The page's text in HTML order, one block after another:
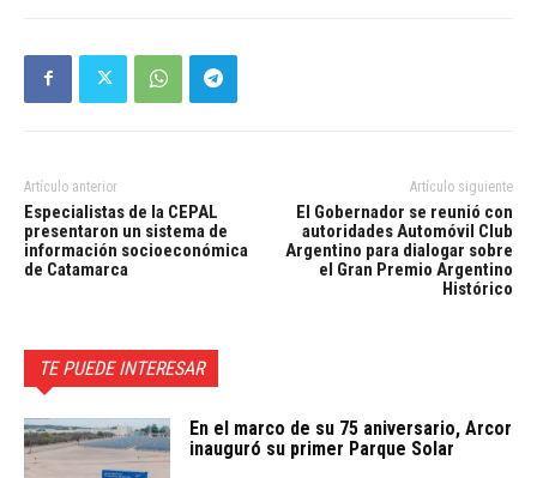
Artículo anterior
Especialistas de la CEPAL
presentaron un sistema de
información socioeconómica
de Catamarca
Artículo siguiente
El Gobernador se reunió con
autoridades Automóvil Club
Argentino para dialogar sobre
el Gran Premio Argentino
Histórico
TE PUEDE INTERESAR
En el marco de su 75 aniversario, Arcor
inauguró su primer Parque Solar